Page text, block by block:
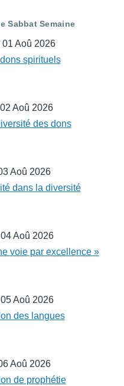
Sabbat Semaine
01 Aoû 2026
spirituels
Aoû 2026
des dons
Aoû 2026
dans la diversité
Aoû 2026
voie par excellence »
Aoû 2026
des langues
Aoû 2026
de prophétie